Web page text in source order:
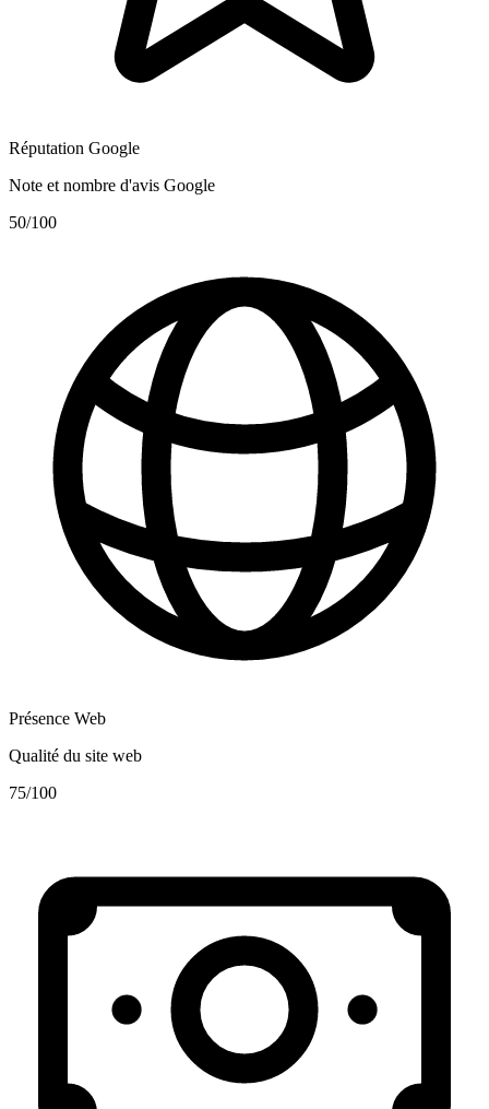
Réputation Google
Note et nombre d'avis Google
50/100
Présence Web
Qualité du site web
75/100